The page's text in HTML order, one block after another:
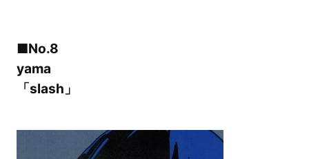
■No.8
yama
「slash」